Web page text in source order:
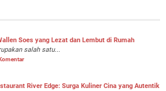
Soes yang Lezat dan Lembut di Rumah
salah satu...
River Edge: Surga Kuliner Cina yang Autentik